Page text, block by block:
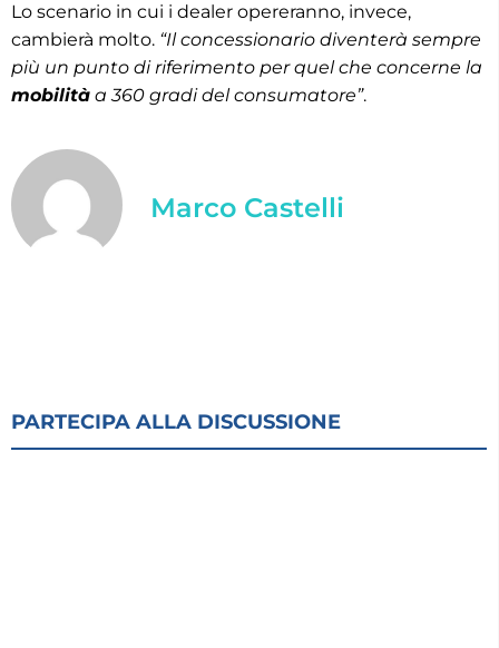
Lo scenario in cui i dealer opereranno, invece,
cambierà molto. “Il concessionario diventerà sempre
più un punto di riferimento per quel che concerne la
mobilità a 360 gradi del consumatore”.
Marco Castelli
PARTECIPA ALLA DISCUSSIONE